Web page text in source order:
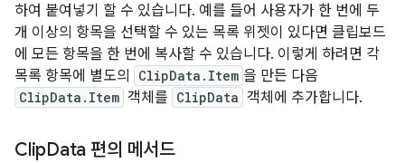
하여 붙여넣기 할 수 있습니다. 예를 들어 사용자가 한 번에 두
개 이상의 항목을 선택할 수 있는 목록 위젯이 있다면 클립보드
에 모든 항목을 한 번에 복사할 수 있습니다. 이렇게 하려면 각
목록 항목에 별도의
ClipData.Item 을 만든 다음
ClipData.Item 객체를 ClipData 객체에 추가합니다.
ClipData 편의 메서드